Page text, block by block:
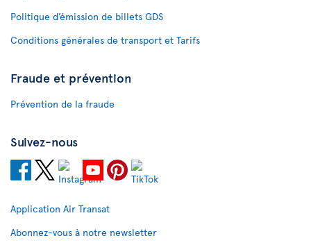
Politique d’émission de billets GDS
Conditions générales de transport et Tarifs
Fraude et prévention
Prévention de la fraude
Suivez-nous
Application Air Transat
Abonnez-vous à notre newsletter